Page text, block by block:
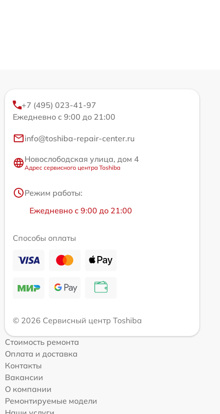
+7 (495) 023-41-97
Ежедневно с 9:00 до 21:00
info@toshiba-repair-center.ru
Новослободская улица, дом 4
Адрес сервисного центра Toshiba
Режим работы:
Ежедневно с 9:00 до 21:00
Способы оплаты
© 2026 Сервисный центр Toshiba
Стоимость ремонта
Оплата и доставка
Контакты
Вакансии
О компании
Ремонтируемые модели